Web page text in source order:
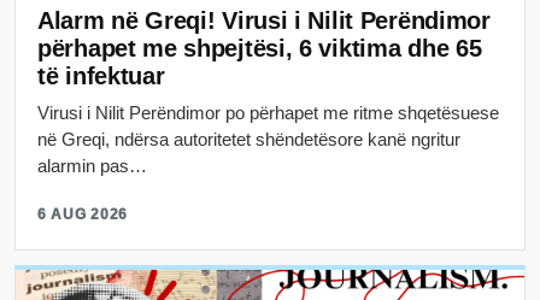
Alarm në Greqi! Virusi i Nilit Perëndimor
përhapet me shpejtësi, 6 viktima dhe 65
të infektuar
Virusi i Nilit Perëndimor po përhapet me ritme shqetësuese
në Greqi, ndërsa autoritetet shëndetësore kanë ngritur
alarmin pas…
6 AUG 2026